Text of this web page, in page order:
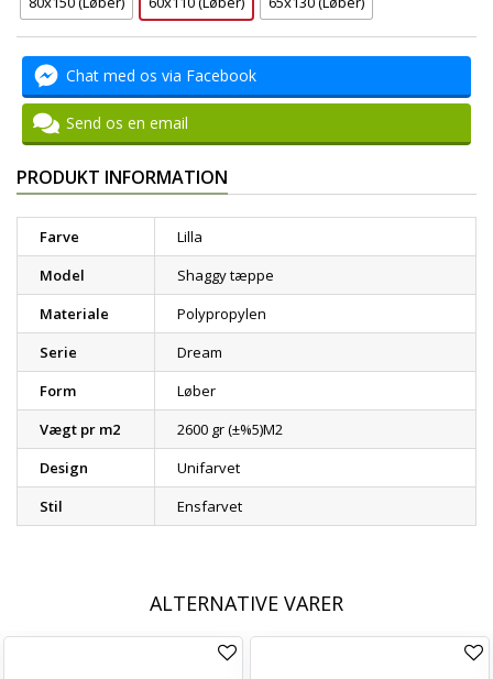
Chat med os via Facebook
Send os en email
PRODUKT INFORMATION
Farve
Lilla
Model
Shaggy tæppe
Materiale
Polypropylen
Serie
Dream
Form
Løber
Vægt pr m2
2600 gr (±%5)M2
Design
Unifarvet
Stil
Ensfarvet
ALTERNATIVE VARER